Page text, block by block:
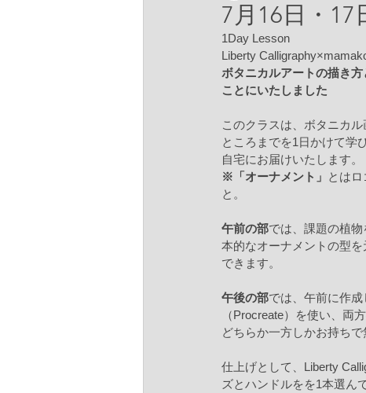
7月16日・
1Day Lesson
Liberty
ボタニカルアートの描き
ことにいたしました
このクラスは、ボタニカ
ところまでを1日かけて学
自宅にお届けいたします。
※「オーナメント」 とは
と。
午前の部では、課題の植
本的なオーナメントの型
できます。
午後の部では、午前に作
（Procreate）を使い、両
どちらか一方しかお持ち
仕上げとして、Liberty
ズとハンドルをを1本選ん